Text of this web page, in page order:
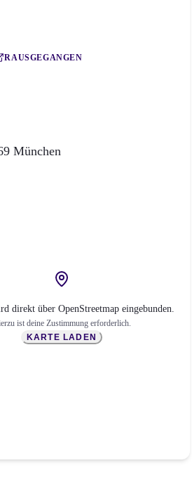
RAUSGEGANGEN
München
direkt über OpenStreetmap eingebunden.
ist deine Zustimmung erforderlich.
KARTE LADEN